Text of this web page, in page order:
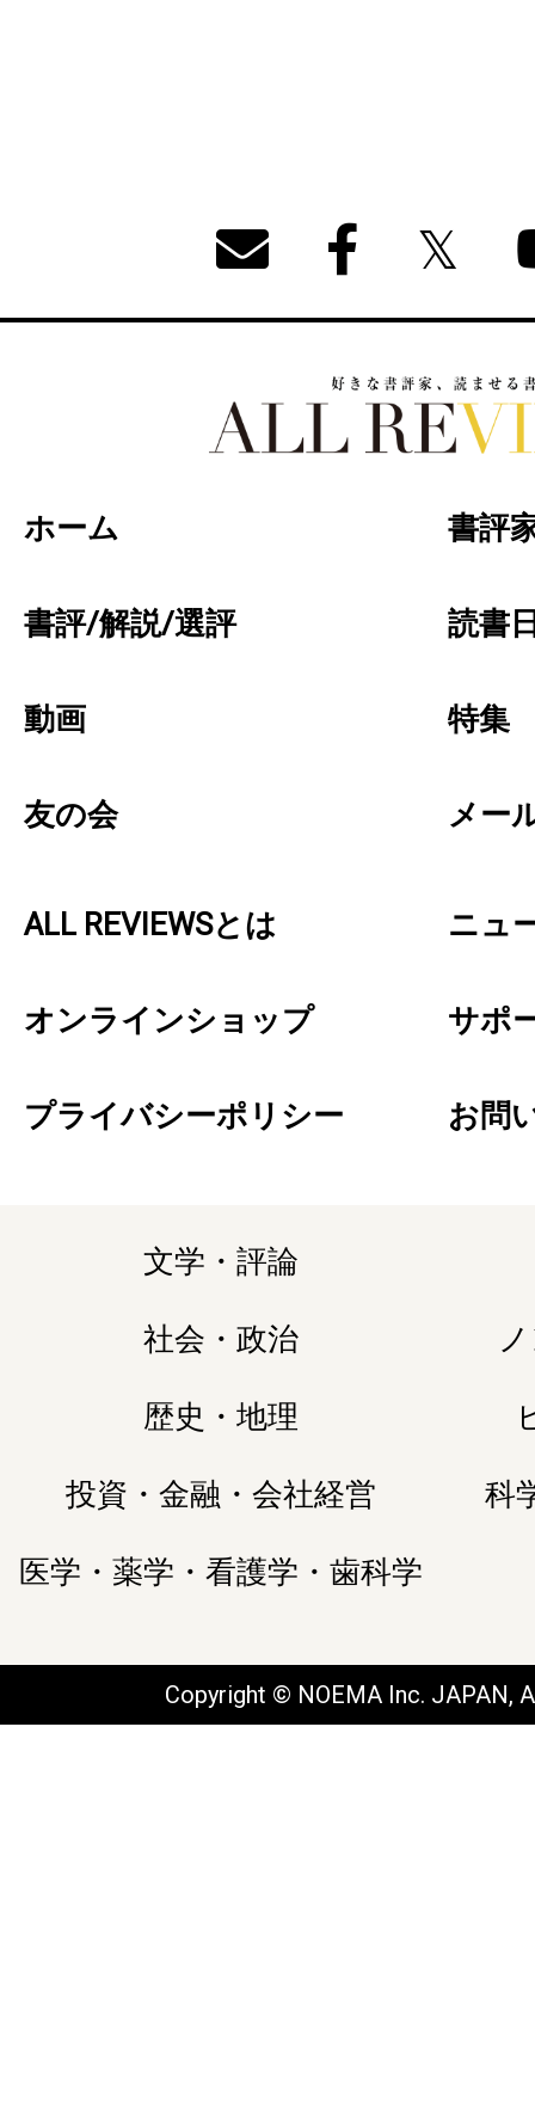
ホーム 書評
書評/解説/選評 読書
動画 特集
友の会 メー
ALL REVIEWSとは ニュ
オンラインショップ サポ
プライバシーポリシー お問
文学・評論
社会・政治
歴史・地理
投資・金融・会社経営 科
医学・薬学・看護学・歯科学
Copyright © NOEMA Inc. JAPAN,